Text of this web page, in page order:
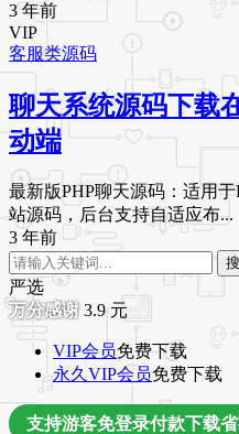
3 年前
VIP
客服类源码
聊天系统源码下载
动端
最新版PHP聊天源码：适用
站源码，后台支持自适应布...
3 年前
严选
3.9元
VIP会员免费下载
永久VIP会员免费下载
支持游客免登录付款下载